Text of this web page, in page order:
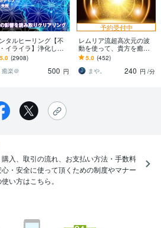
タルヒーリング【不
イライラ】浄化しま
んなはずではなかっ
思ってしまう、負の
を軽くします。
5.0 (2908)
癒楽＠
500 円
予約受付中
レムリア流超高次元の波
動を使って、貴方を癒し
ます レムリア流シータヒ
ーリングで潜在意識から
根こそぎ癒します。
5.0 (452)
まや。
240 円 /分
入、取引の流れ、お支払い方法・手数料
・安全に使って頂くための制度やマナー
い方はこちら。